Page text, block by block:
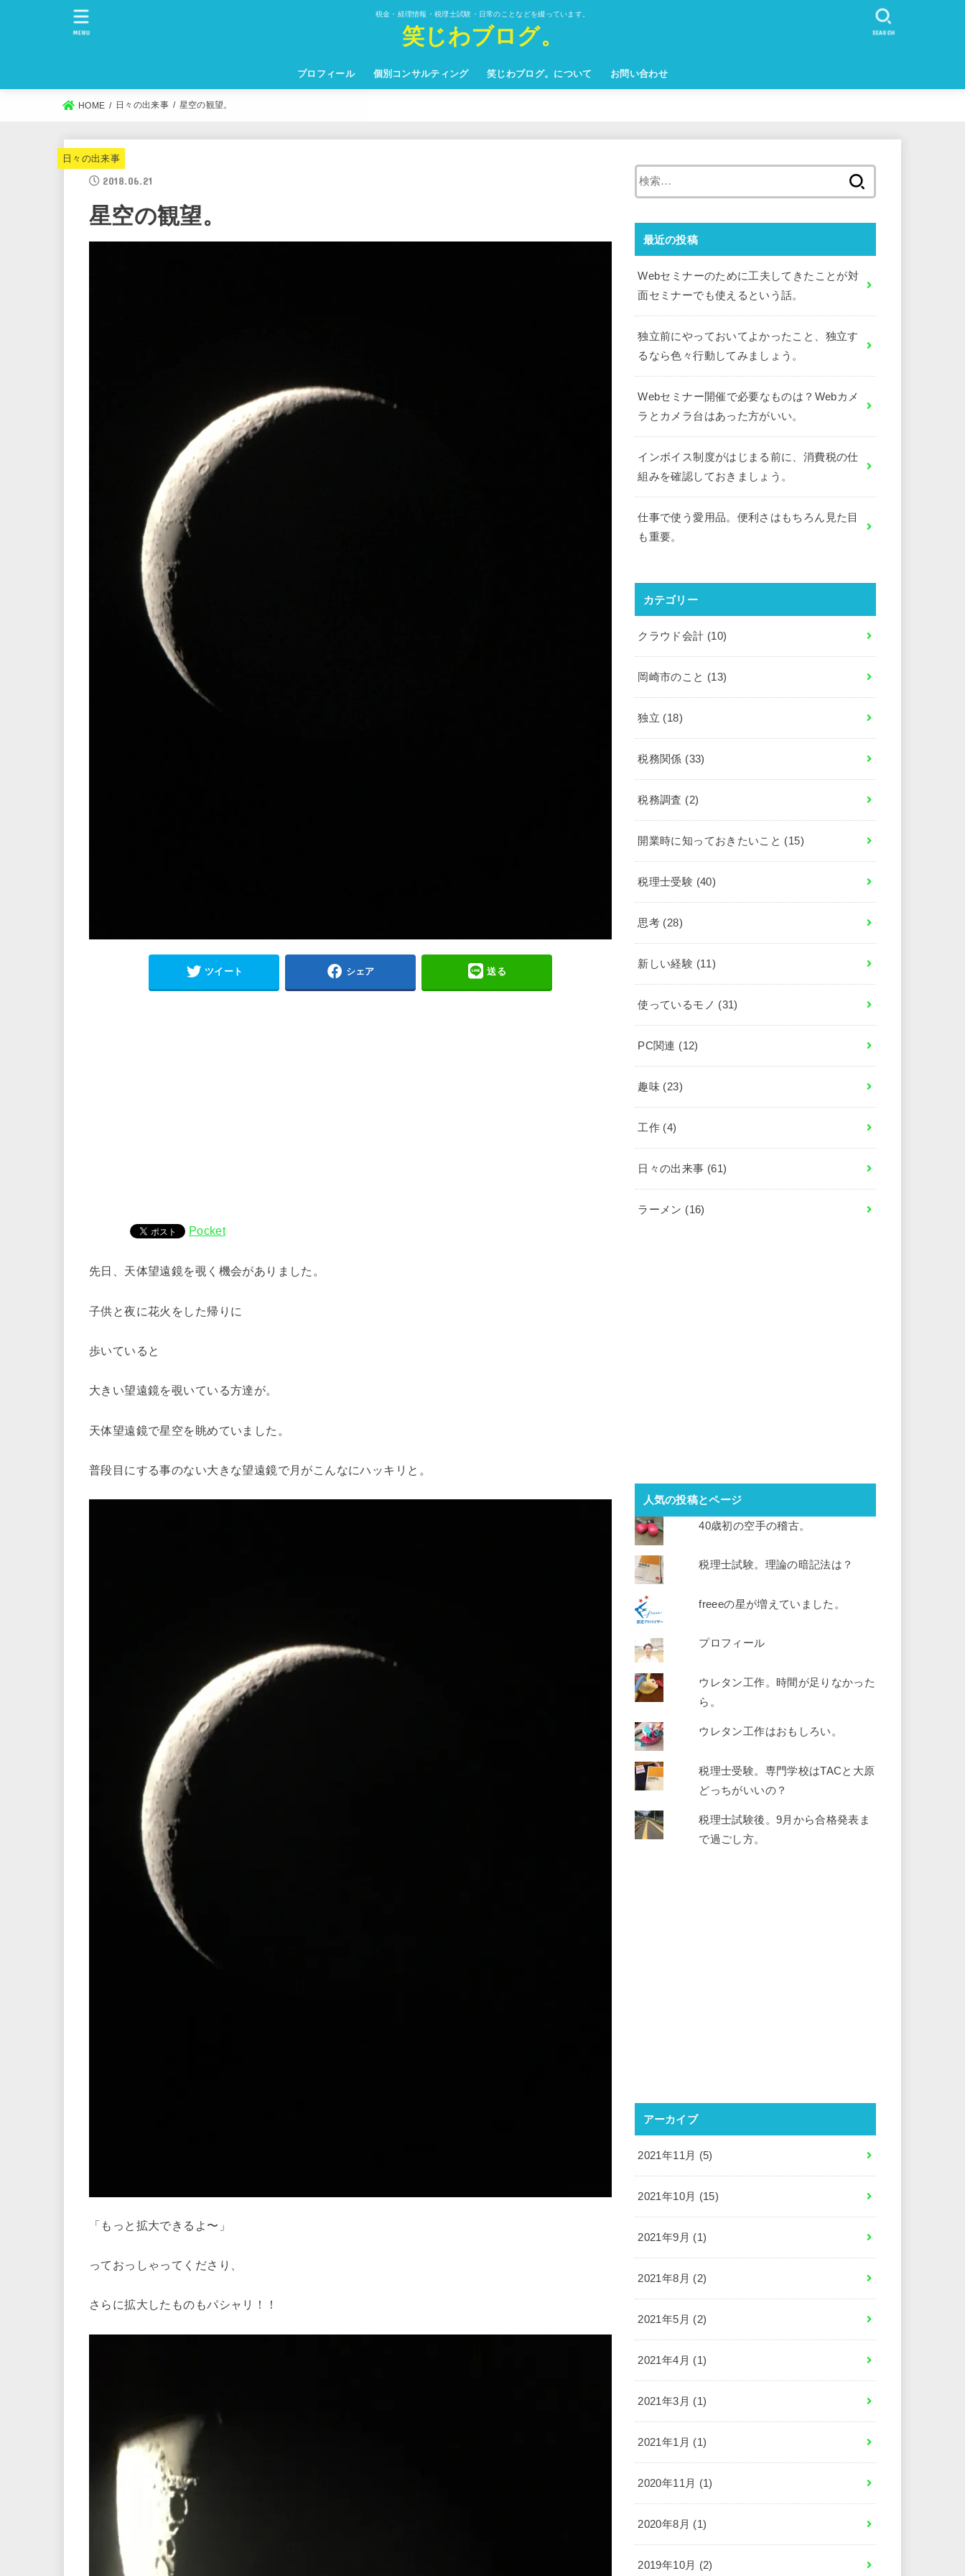
税金・経理情報・税理士試験・日常のことなどを綴っています。
笑じわブログ。
プロフィール 個別コンサルティング 笑じわブログ。について お問い合わせ
SEARCH
MENU
HOME 日々の出来事 星空の観望。
日々の出来事
2018.06.21
星空の観望。
ツイート シェア 送る
Pocket
先日、天体望遠鏡を覗く機会がありました。
子供と夜に花火をした帰りに
歩いていると
大きい望遠鏡を覗いている方達が。
天体望遠鏡で星空を眺めていました。
普段目にする事のない大きな望遠鏡で月がこんなにハッキリと。
「もっと拡大できるよ〜」
っておっしゃってくださり、
さらに拡大したものもパシャリ！！
最近の投稿
Webセミナーのために工夫してきたことが対
面セミナーでも使えるという話。
独立前にやっておいてよかったこと、独立す
るなら色々行動してみましょう。
Webセミナー開催で必要なものは？Webカメ
ラとカメラ台はあった方がいい。
インボイス制度がはじまる前に、消費税の仕
組みを確認しておきましょう。
仕事で使う愛用品。便利さはもちろん見た目
も重要。
カテゴリー
クラウド会計 (10)
岡崎市のこと (13)
独立 (18)
税務関係 (33)
税務調査 (2)
開業時に知っておきたいこと (15)
税理士受験 (40)
思考 (28)
新しい経験 (11)
使っているモノ (31)
PC関連 (12)
趣味 (23)
工作 (4)
日々の出来事 (61)
ラーメン (16)
人気の投稿とページ
40歳初の空手の稽古。
税理士試験。理論の暗記法は？
freeeの星が増えていました。
プロフィール
ウレタン工作。時間が足りなかった
ら。
ウレタン工作はおもしろい。
税理士受験。専門学校はTACと大原
どっちがいいの？
税理士試験後。9月から合格発表ま
で過ごし方。
アーカイブ
2021年11月 (5)
2021年10月 (15)
2021年9月 (1)
2021年8月 (2)
2021年5月 (2)
2021年4月 (1)
2021年3月 (1)
2021年1月 (1)
2020年11月 (1)
2020年8月 (1)
2019年10月 (2)